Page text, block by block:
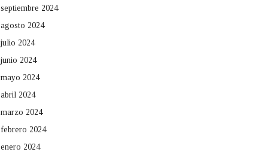
septiembre 2024
agosto 2024
julio 2024
junio 2024
mayo 2024
abril 2024
marzo 2024
febrero 2024
enero 2024